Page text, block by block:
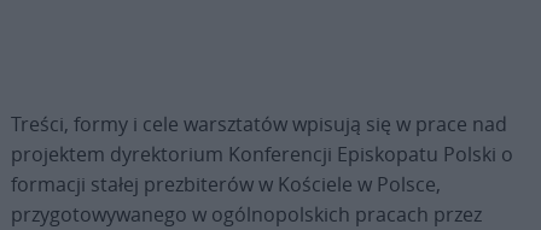
Treści, formy i cele warsztatów wpisują się w prace nad
projektem dyrektorium Konferencji Episkopatu Polski o
formacji stałej prezbiterów w Kościele w Polsce,
przygotowywanego w ogólnopolskich pracach przez